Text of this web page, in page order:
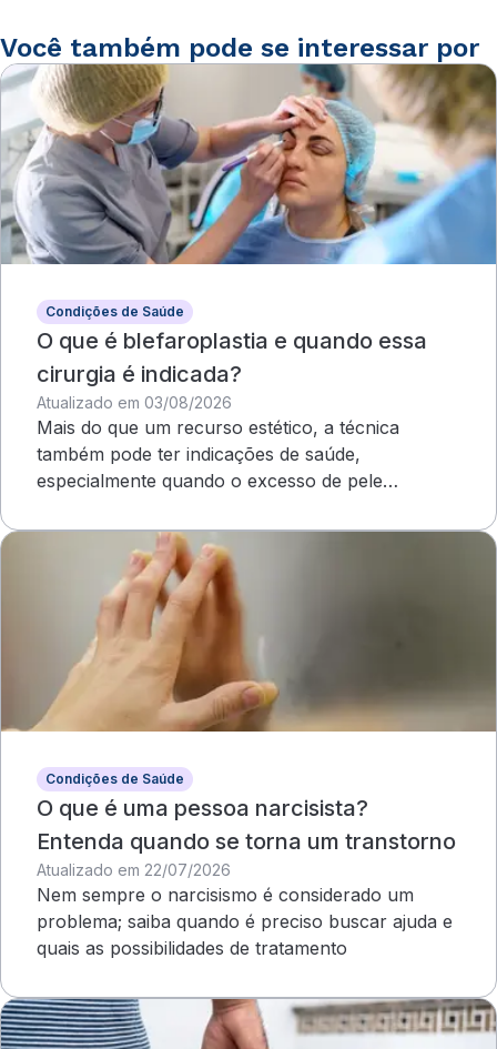
Você também pode se interessar por
Condições de Saúde
O que é blefaroplastia e quando essa
cirurgia é indicada?
Atualizado em 03/08/2026
Mais do que um recurso estético, a técnica
também pode ter indicações de saúde,
especialmente quando o excesso de pele
Condições de Saúde
O que é uma pessoa narcisista?
Entenda quando se torna um transtorno
Atualizado em 22/07/2026
Nem sempre o narcisismo é considerado um
problema; saiba quando é preciso buscar ajuda e
quais as possibilidades de tratamento